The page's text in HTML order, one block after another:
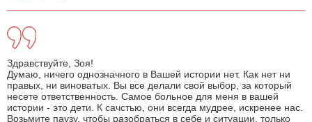
Здравствуйте, Зоя!
Думаю, ничего однозначного в Вашей истории нет. Как нет ни
правых, ни виноватых. Вы все делали свой выбор, за который
несете ответственность. Самое больное для меня в вашей
истории - это дети. К сачстью, они всегда мудрее, искренее нас.
Возьмите паузу, чтобы разобраться в себе и ситуации, только